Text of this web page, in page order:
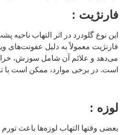
فارنژیت :
این نوع گلودرد در اثر التهاب ناحیه
فارنژیت معمولاً به دلیل عفونت‌های
می‌دهد و علائم آن شامل سوزش،
است. در برخی موارد، ممکن است با
لوزه :
بعضی وقتها التهاب لوزه‌ها باعث